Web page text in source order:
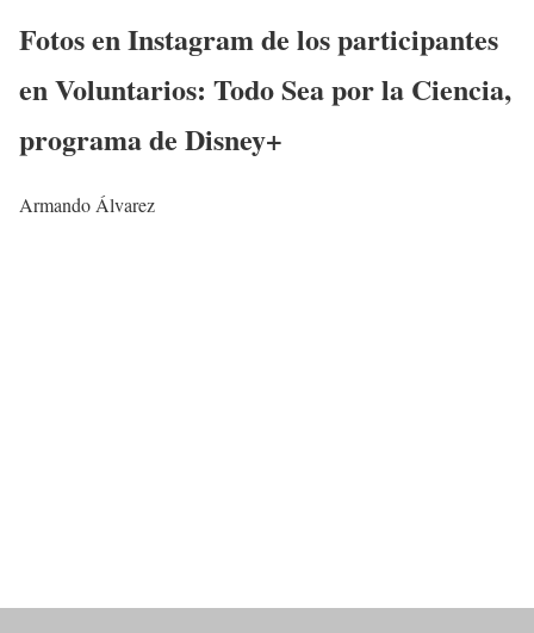
Fotos en Instagram de los participantes
en Voluntarios: Todo Sea por la Ciencia,
programa de Disney+
Armando Álvarez